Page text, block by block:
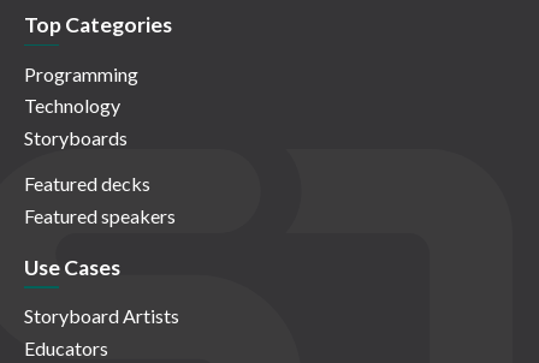
Top Categories
Programming
Technology
Storyboards
Featured decks
Featured speakers
Use Cases
Storyboard Artists
Educators